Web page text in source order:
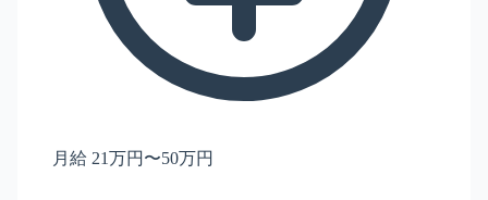
月給 21万円〜50万円